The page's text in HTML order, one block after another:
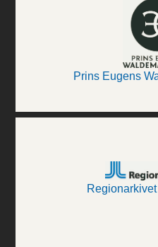
Prins Eugens